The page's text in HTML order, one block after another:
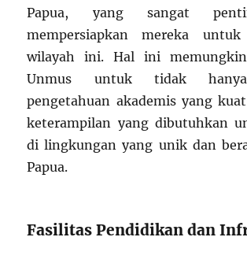
Papua, yang sangat
mempersiapkan mereka
wilayah ini. Hal ini
Unmus untuk tidak
pengetahuan akademis yang
keterampilan yang dibutuhkan
di lingkungan yang unik dan
Papua.
Fasilitas Pendidikan dan